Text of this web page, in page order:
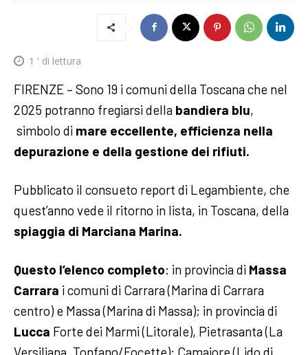
1 ' di lettura
FIRENZE – Sono 19 i comuni della Toscana che nel
2025 potranno fregiarsi della bandiera blu,
simbolo di mare eccellente, efficienza nella
depurazione e della gestione dei rifiuti.
Pubblicato il consueto report di Legambiente, che
quest’anno vede il ritorno in lista, in Toscana, della
spiaggia di Marciana Marina.
Questo l’elenco completo: in provincia di Massa
Carrara i comuni di Carrara (Marina di Carrara
centro) e Massa (Marina di Massa); in provincia di
Lucca Forte dei Marmi (Litorale), Pietrasanta (La